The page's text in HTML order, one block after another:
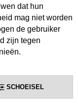
dat hun
mag niet worden
de gebruiker
zijn tegen
SCHOEISEL